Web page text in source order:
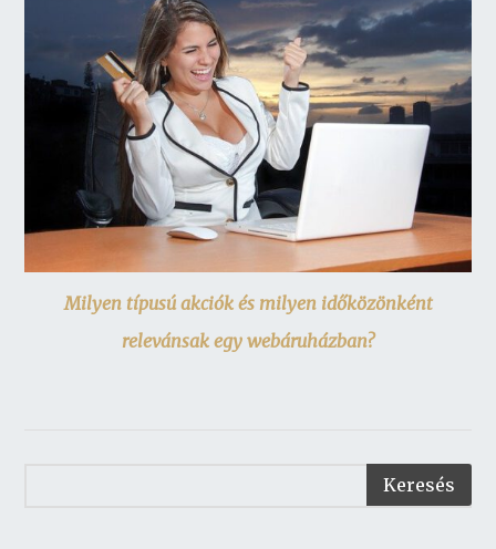
Milyen típusú akciók és milyen időközönként
relevánsak egy webáruházban?